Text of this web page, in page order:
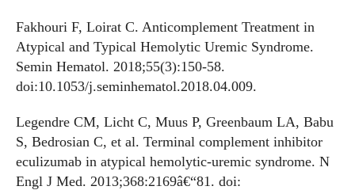
Fakhouri F, Loirat C. Anticomplement Treatment in
Atypical and Typical Hemolytic Uremic Syndrome.
Semin Hematol. 2018;55(3):150-58.
doi:10.1053/j.seminhematol.2018.04.009.
Legendre CM, Licht C, Muus P, Greenbaum LA, Babu
S, Bedrosian C, et al. Terminal complement inhibitor
eculizumab in atypical hemolytic-uremic syndrome. N
Engl J Med. 2013;368:2169â€“81. doi: